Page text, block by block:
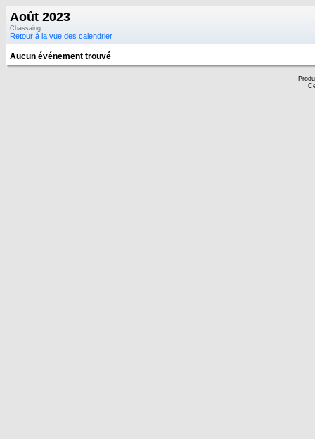
Août 2023
Chassaing
Retour à la vue des calendrier
Aucun événement trouvé